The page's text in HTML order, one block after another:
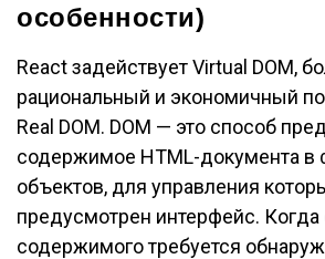
особенности)
React задействует Virtual DOM,
рациональный и экономичный
Real DOM. DOM — это способ
содержимое HTML-документа в
объектов, для управления
предусмотрен интерфейс. Когда
содержимого требуется